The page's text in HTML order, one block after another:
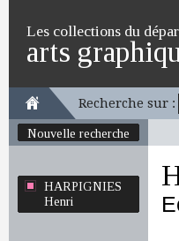
Les collections du
arts
Recherche sur :
Nouvelle recherche
HARPIGNIES
Henri